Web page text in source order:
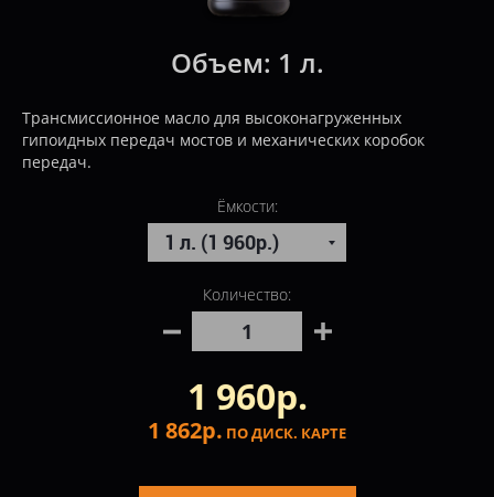
Объем: 1 л.
Трансмиссионное масло для высоконагруженных
гипоидных передач мостов и механических коробок
передач.
Ёмкости:
Количество:
1 960р.
1 862р. ПО ДИСК. КАРТЕ